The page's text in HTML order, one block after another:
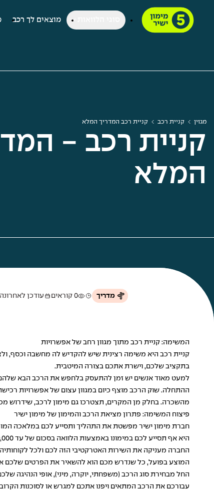
מוצאים לך רכב
מגזין קניית רכב קניית רכב המדריך המלא
קניית רכב -
המלא
מדריך 0 קוראים עודכן לאחרונה ב-24
המשימה: קניית רכב מתוך מגוון רחב של אפשרויות
קניית רכב היא משימה רצינית שיש להקדיש לה מחשבה וכסף,
בתקציב שלכם, וישרת אתכם בצורה המיטבית.
למעט מאוד אנשים יש זמן להתעסק בלחפש את הרכב הבא
ההתחלה. שוק הרכב מוצף כיום במגוון עצום של אפשרויות
מהשכרה. בחלק מן המקרים, תצטרכו גם מימון לרכב, שידרוש
פיצוח המשימה: פתרון מציאת הרכב והמימון של מימון ישיר
חברת מימון ישיר מפשטת את התהליך ותסייע לכם במלאכה
היא אף תסייע לכם במימונו באמצעות הלוואה בסכום של עד 400,000 ₪ ופירעונה בפריסה של עד 100 תשלומים.
המוצע בפועל, כל שנדרש מכם הוא להשאיר את הפרטים שלכם או
החל מבחירת סוג הרכב (משפחתי, יוקרה, מיני), אופי הנהיגה
עבורכם את הרכב המתאים ויפנו אתכם למגרש או לסוכנות